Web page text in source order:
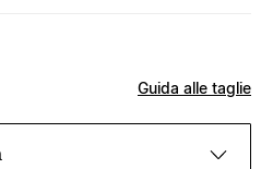
Guida alle taglie